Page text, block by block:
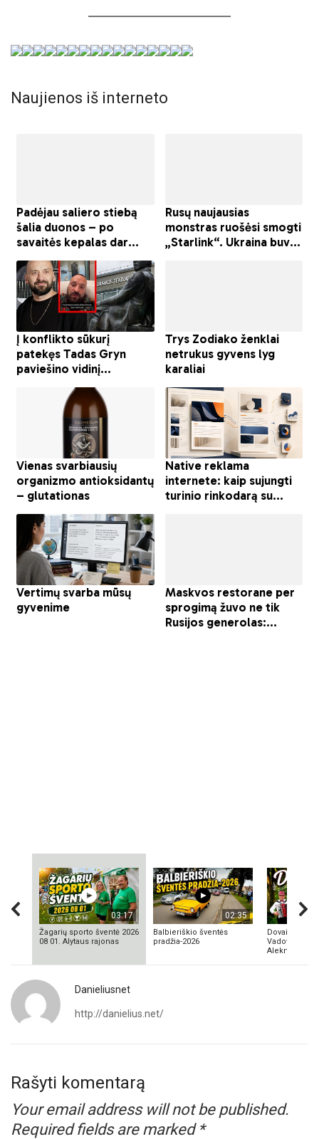
Naujienos iš interneto
03:17
Žagarių sporto šventė 2026
08 01. Alytaus rajonas
02:35
Balbieriškio šventės
pradžia-2026
Dovainonių
Vadovas
Aleknavičius
Danieliusnet
http://danielius.net/
Rašyti komentarą
Your email address will not be published.
Required fields are marked *